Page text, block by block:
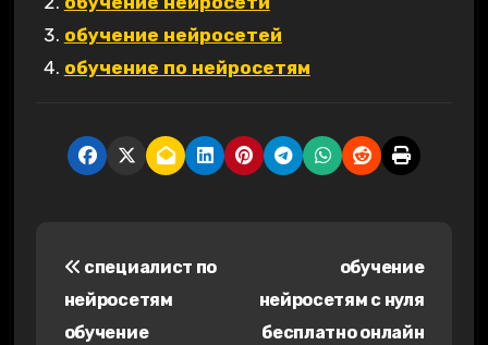
обучение нейросетей
обучение по нейросетям
специалист по
нейросетям
обучение
обучение
нейросетям с нуля
бесплатно онлайн